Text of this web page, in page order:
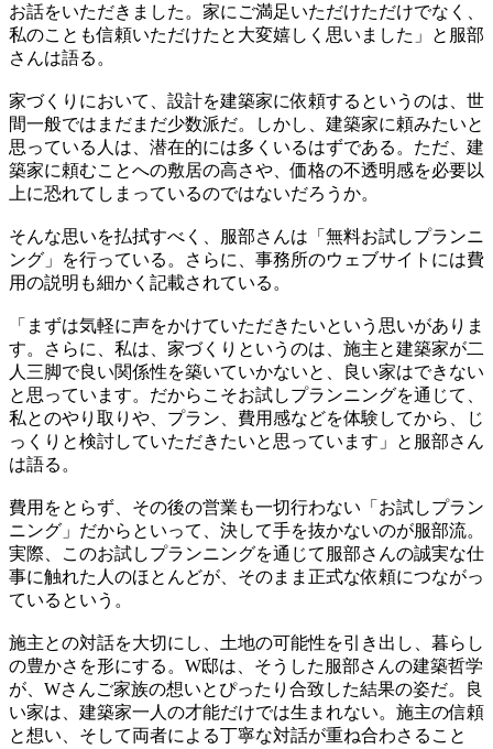
お話をいただきました。家にご満足いただけただけでなく、
私のことも信頼いただけたと大変嬉しく思いました」と服部
さんは語る。
家づくりにおいて、設計を建築家に依頼するというのは、世
間一般ではまだまだ少数派だ。しかし、建築家に頼みたいと
思っている人は、潜在的には多くいるはずである。ただ、建
築家に頼むことへの敷居の高さや、価格の不透明感を必要以
上に恐れてしまっているのではないだろうか。
そんな思いを払拭すべく、服部さんは「無料お試しプランニ
ング」を行っている。さらに、事務所のウェブサイトには費
用の説明も細かく記載されている。
「まずは気軽に声をかけていただきたいという思いがありま
す。さらに、私は、家づくりというのは、施主と建築家が二
人三脚で良い関係性を築いていかないと、良い家はできない
と思っています。だからこそお試しプランニングを通じて、
私とのやり取りや、プラン、費用感などを体験してから、じ
っくりと検討していただきたいと思っています」と服部さん
は語る。
費用をとらず、その後の営業も一切行わない「お試しプラン
ニング」だからといって、決して手を抜かないのが服部流。
実際、このお試しプランニングを通じて服部さんの誠実な仕
事に触れた人のほとんどが、そのまま正式な依頼につながっ
ているという。
施主との対話を大切にし、土地の可能性を引き出し、暮らし
の豊かさを形にする。W邸は、そうした服部さんの建築哲学
が、Wさんご家族の想いとぴったり合致した結果の姿だ。良
い家は、建築家一人の才能だけでは生まれない。施主の信頼
と想い、そして両者による丁寧な対話が重ね合わさること